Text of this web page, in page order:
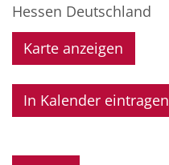
Hessen Deutschland
Karte anzeigen
In Kalender eintragen